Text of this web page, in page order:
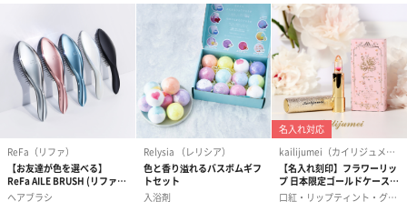
大きく反映した商品を作っています。また私達の商品は、王族の
結婚式やパーティーに頻繁に使用され、現在ドバイ等の５～７星
ホテルにて使用されております。1992年にドバイで１号店を開店
させ、現在ではアラブ首長国連邦国内に９店舗、国外にもアゼル
バイジャン共和国、クウェート、スイス、アメリカに店舗を構え